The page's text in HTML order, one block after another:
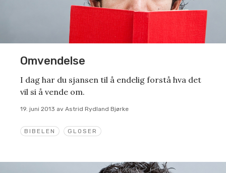
BIBELEN GLOSER
Omvendelse
I dag har du sjansen til å endelig forstå hva det
vil si å vende om.
19. juni 2013 av Astrid Rydland Bjørke